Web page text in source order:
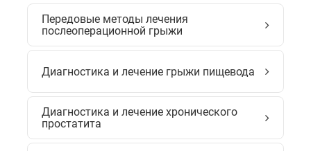
Передовые методы лечения
послеоперационной грыжи
Диагностика и лечение грыжи пищевода
Диагностика и лечение хронического
простатита